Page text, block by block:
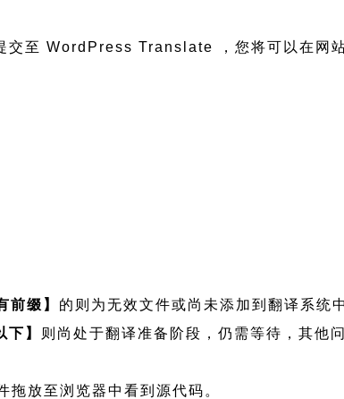
至 WordPress Translate ，您将可以在网
前缀】 的则为无效文件或尚未添加到翻译系统
下】 则尚处于翻译准备阶段，仍需等待，其他
放至浏览器中看到源代码。